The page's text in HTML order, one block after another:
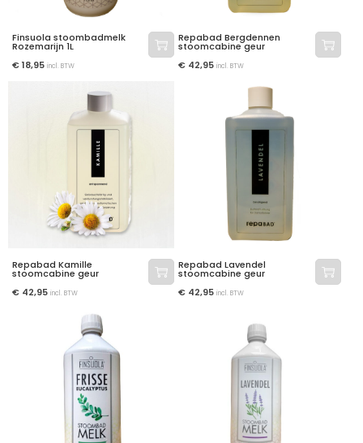
Finsuola stoombadmelk
Rozemarijn 1L
€18,95 incl. BTW
Repabad Bergdennen
stoomcabine geur
€ 42,95 incl. BTW
Repabad Kamille
stoomcabine geur
€ 42,95 incl. BTW
Repabad Lavendel
stoomcabine geur
€ 42,95 incl. BTW